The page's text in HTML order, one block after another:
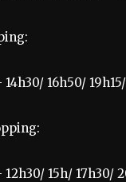
14h30/ 16h50/
12h30/ 15h/ 17h30/